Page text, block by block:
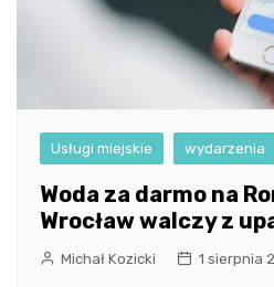
Usługi miejskie wydarzenia
Woda za darmo na
Wrocław walczy z
Michał Kozicki 1 sierpnia